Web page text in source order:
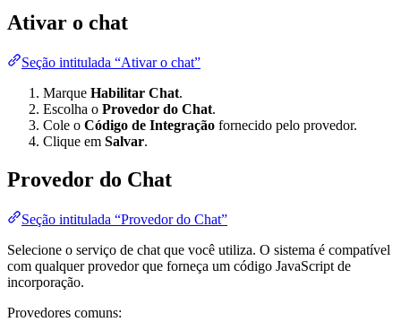
Ativar o chat
Seção intitulada “Ativar o chat”
Marque Habilitar Chat.
Escolha o Provedor do Chat.
Cole o Código de Integração fornecido pelo provedor.
Clique em Salvar.
Provedor do Chat
Seção intitulada “Provedor do Chat”
Selecione o serviço de chat que você utiliza. O sistema é compatível
com qualquer provedor que forneça um código JavaScript de
incorporação.
Provedores comuns: